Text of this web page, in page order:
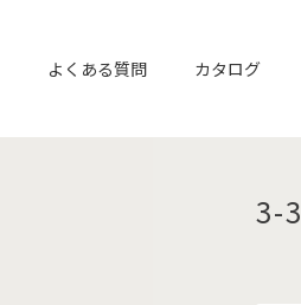
よくある質問 カタログ
3-